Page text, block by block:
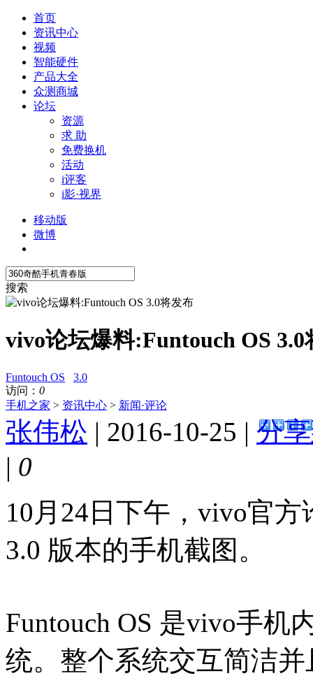
首页
资讯中心
视频
智能硬件
产品大全
众测商城
论坛
资源
求 助
免费换机
活动
i评客
i影·视界
移动版
微博
搜索
vivo论坛爆料:Funtouch OS 3.0
Funtouch OS
3.0
访问： 0
手机之家 > 资讯中心 > 新闻·评论
张伟松 | 2016-10-25 | 分
| 0
10月24日下午，vivo官方
3.0 版本的手机截图。
Funtouch OS 是vivo手机
统。整个系统交互简洁